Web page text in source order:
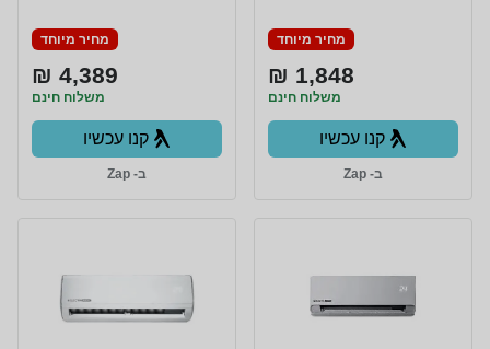
מחיר מיוחד
1,848 ₪
משלוח חינם
קנו עכשיו
ב- Zap
מחיר מיוחד
4,389 ₪
משלוח חינם
קנו עכשיו
ב- Zap